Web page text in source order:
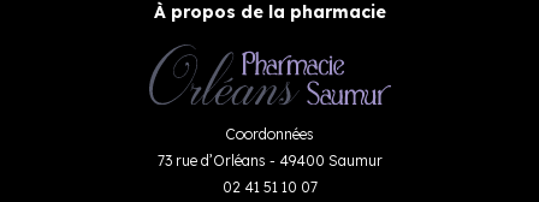
À propos de la pharmacie
Coordonnées
73 rue d’Orléans - 49400 Saumur
02 41 51 10 07